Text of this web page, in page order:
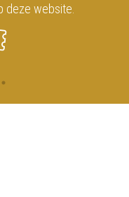
deze website.